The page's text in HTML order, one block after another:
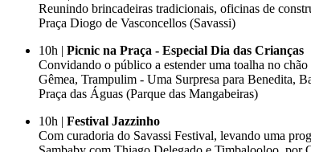
Reunindo brincadeiras tradicionais, oficinas de
Praça Diogo de Vasconcellos (Savassi)
10h | Picnic na Praça - Especial Dia das Crianças
Convidando o público a estender uma toalha no
Gêmea, Trampulim - Uma Surpresa para Benedita,
Praça das Águas (Parque das Mangabeiras)
10h | Festival Jazzinho
Com curadoria do Savassi Festival, levando uma